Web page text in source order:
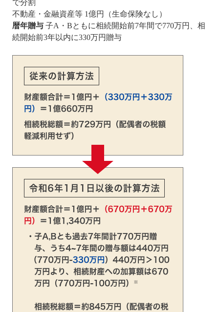
で分割
不動産・金融資産等 1億円（生命保険なし）
暦年贈与子A・Bともに相続開始前7年間で770万円、相
続開始前3年以内に330万円贈与